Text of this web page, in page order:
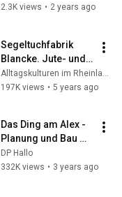
Relikten 🗿
2.3K views • 2 years ago
Segeltuchfabrik
Blancke. Jute- und
Leinenweberei mit
Dampfantrieb
197K views • 5 years ago
Das Ding am Alex -
Planung und Bau
des Berliner
Fernsehturms. Doku
DP Hallo
332K views • 3 years ago